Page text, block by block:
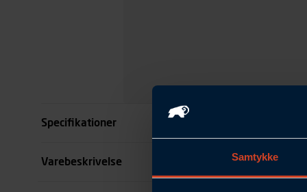
Samtykke
Specifikationer
Størrelse
Varebeskrivelse